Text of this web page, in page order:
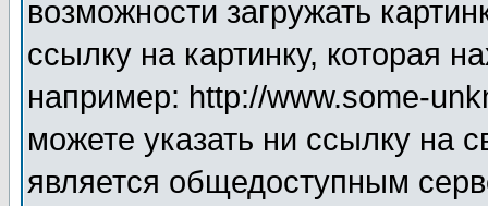
возможности загружать
ссылку на картинку, которая
например: http://www.some-
можете указать ни ссылку на
является общедоступным